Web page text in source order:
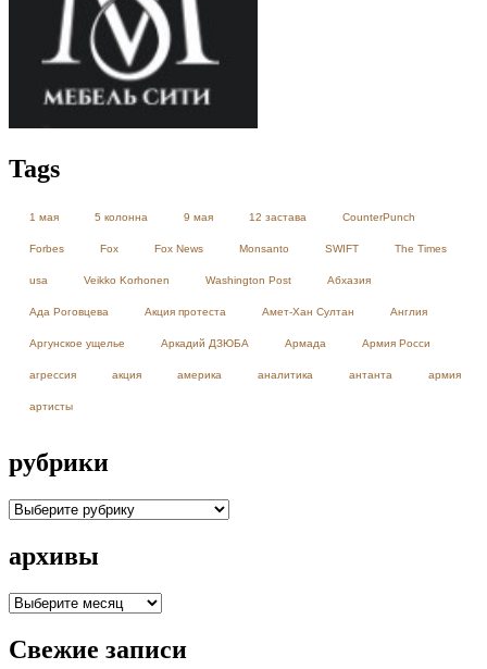
Tags
1 мая 5 колонна 9 мая 12 застава CounterPunch
Forbes Fox Fox News Monsanto SWIFT The Times
usa Veikko Korhonen Washington Post Абхазия
Ада Роговцева Акция протеста Амет-Хан Султан Англия
Аргунское ущелье Аркадий ДЗЮБА Армада Армия Росси
агрессия акция америка аналитика антанта армия
артисты
рубрики
рубрики
архивы
архивы
Свежие записи